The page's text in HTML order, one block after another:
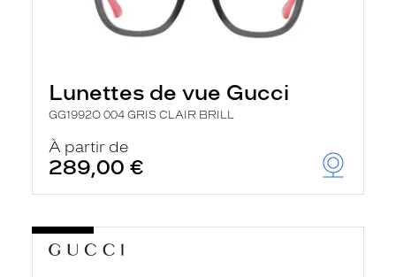
Lunettes de vue Gucci
GG1992O 004 GRIS CLAIR BRILL
À partir de
289,00 €